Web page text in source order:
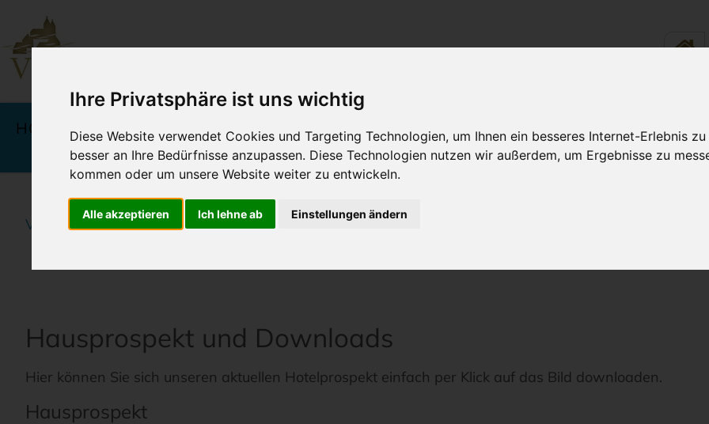
Ihre Privatsphäre ist uns wichtig
Diese Website verwendet Cookies und Targeting Technologien, um Ihnen ein besseres Internet-Erlebnis
besser an Ihre Bedürfnisse anzupassen. Diese Technologien nutzen wir außerdem, um Ergebnisse zu
kommen oder um unsere Website weiter zu entwickeln.
Alle akzeptieren Ich lehne ab Einstellungen ändern
Navigation
HOTELS
ANGEBOTE &
PREISE
KULINARIK - ESSEN &
TRINKEN
RUND
Vineta Hotels Usedom Home Rund um Ihren Wohlfühlurlaub
Hausprospekt und Downloads
Hier können Sie sich unseren aktuellen Hotelprospekt einfach per Klick auf das Bild downloaden.
Hausprospekt